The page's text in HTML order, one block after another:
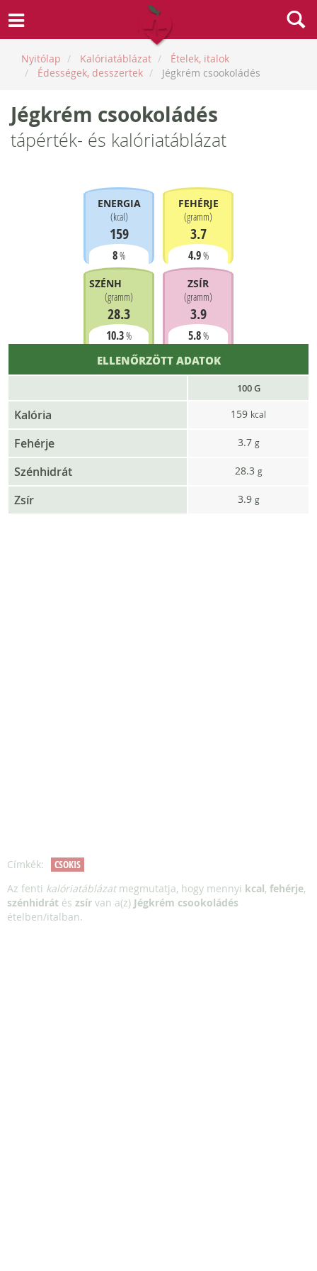
Nyitólap Kalóriatáblázat
Ételek, italok
Édességek, desszertek
Jégkrém csookoládés
Jégkrém csookoládés
tápérték- és kalóriatáblázat
ENERGIA
(kcal)
159
8%
FEHÉRJE
(gramm)
3.7
4.9%
SZÉNHIDRÁT
(gramm)
28.3
10.3%
ZSÍR
(gramm)
3.9
5.8%
ELLENŐRZÖTT ADATOK
100 G
Kalória 159 kcal
Fehérje 3.7 g
Szénhidrát 28.3 g
Zsír 3.9 g
Címkék:
CSOKIS
Az fenti kalóriatáblázatmegmutatja, hogy mennyi kcal, fehérje,
szénhidrát és zsír van a(z) Jégkrém csookoládés
ételben/italban.